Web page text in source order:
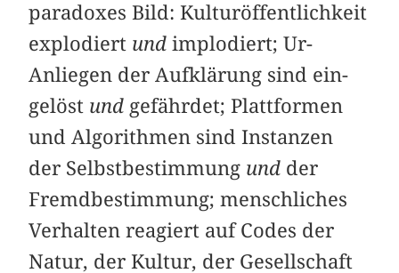
paradoxes Bild: Kulturöffentlichkeit
explodiert und implodiert; Ur-
Anliegen der Aufklärung sind ein­
gelöst und gefährdet; Plattformen
und Algorithmen sind Instanzen
der Selbstbestimmung und der
Fremdbestimmung; menschliches
Verhalten reagiert auf Codes der
Natur, der Kultur, der Gesellschaft